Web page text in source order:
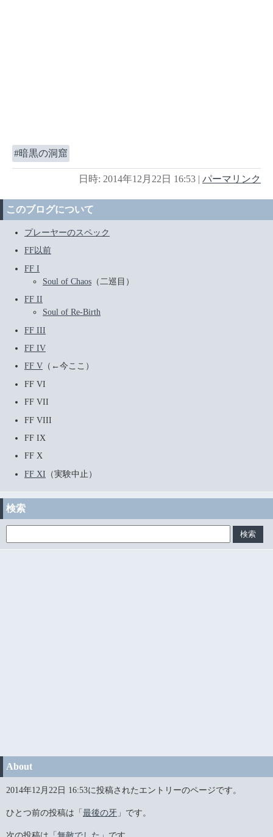
暗黒の洞窟
日時: 2014年12月22日 16:53 | パーマリンク
このブログについて
プレーヤーのスペック
FF以前
FF I
Soul of Chaos （二巡目）
FF II
Soul of Re-Birth
FF III
FF IV
FF V （←今ここ）
FF VI
FF VII
FF VIII
FF IX
FF X
FF XI （実験中止）
検索
About
2014年12月22日 16:53に投稿されたエントリーのページです。
ひとつ前の投稿は「 最後の牙 」です。